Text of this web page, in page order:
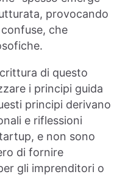
provocando
che
di questo
i principi guida
principi derivano
e riflessioni
e non sono
di fornire
gli imprenditori o